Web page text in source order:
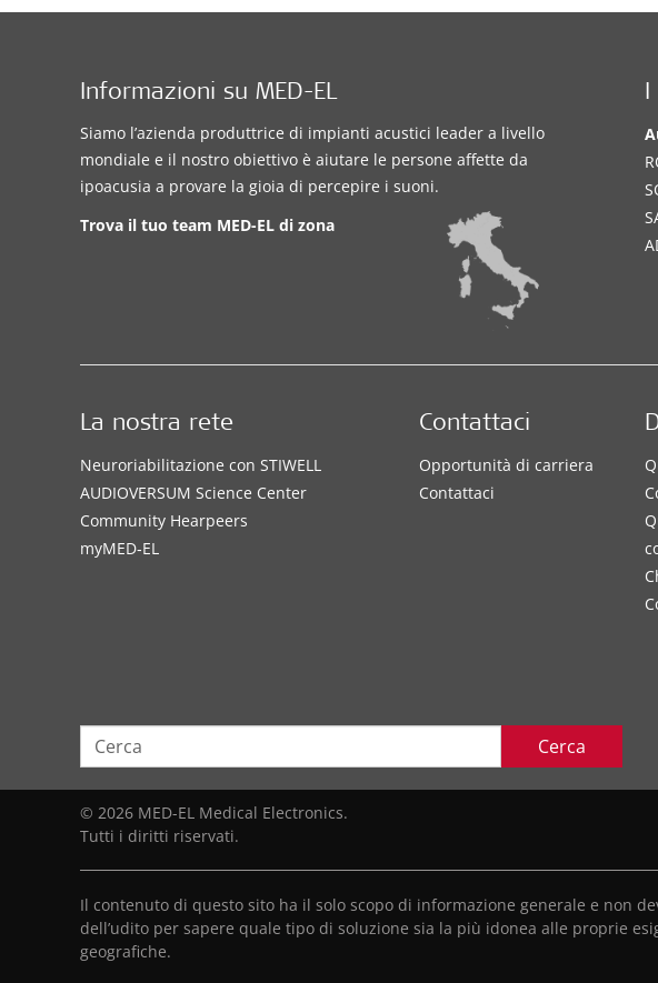
Informazioni su MED-EL
Siamo l’azienda produttrice di impianti acustici leader a livello
mondiale e il nostro obiettivo è aiutare le persone affette da
ipoacusia a provare la gioia di percepire i suoni.
Trova il tuo team MED-EL di zona
I
La nostra rete
Neuroriabilitazione con STIWELL
AUDIOVERSUM Science Center
Community Hearpeers
myMED‑EL
Contattaci
Opportunità di carriera
Contattaci
Cerca
© 2026 MED-EL Medical Electronics.
Tutti i diritti riservati.
Il contenuto di questo sito ha il solo scopo di informazione generale e non
dell’udito per sapere quale tipo di soluzione sia la più idonea alle proprie
geografiche.